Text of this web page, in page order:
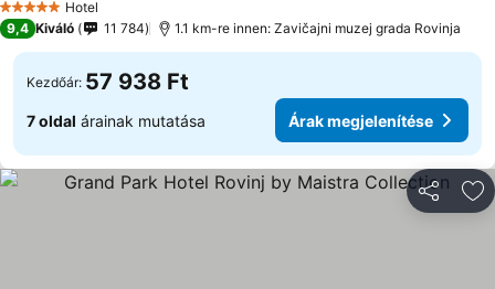
5 KategóriaHotel
9,4 Kiváló 11 784 1.1 km-re innen: Zavičajni muzej grada Rovinja
Kezdőár: 57 938 Ft
7 oldal árainak mutatása Árak megjelenítése